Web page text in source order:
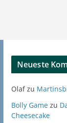
Neueste
Olafzu
Bolly Gamezu
Cheesecake